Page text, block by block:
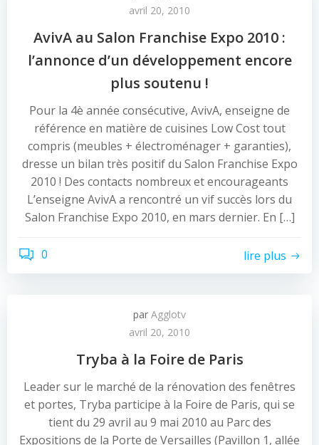
avril 20, 2010
AvivA au Salon Franchise Expo 2010 :
l’annonce d’un développement encore
plus soutenu !
Pour la 4è année consécutive, AvivA, enseigne de
référence en matière de cuisines Low Cost tout
compris (meubles + électroménager + garanties),
dresse un bilan très positif du Salon Franchise Expo
2010 ! Des contacts nombreux et encourageants
L’enseigne AvivA a rencontré un vif succès lors du
Salon Franchise Expo 2010, en mars dernier. En […]
0 lire plus
par Agglotv
avril 20, 2010
Tryba à la Foire de Paris
Leader sur le marché de la rénovation des fenêtres
et portes, Tryba participe à la Foire de Paris, qui se
tient du 29 avril au 9 mai 2010 au Parc des
Expositions de la Porte de Versailles (Pavillon 1, allée